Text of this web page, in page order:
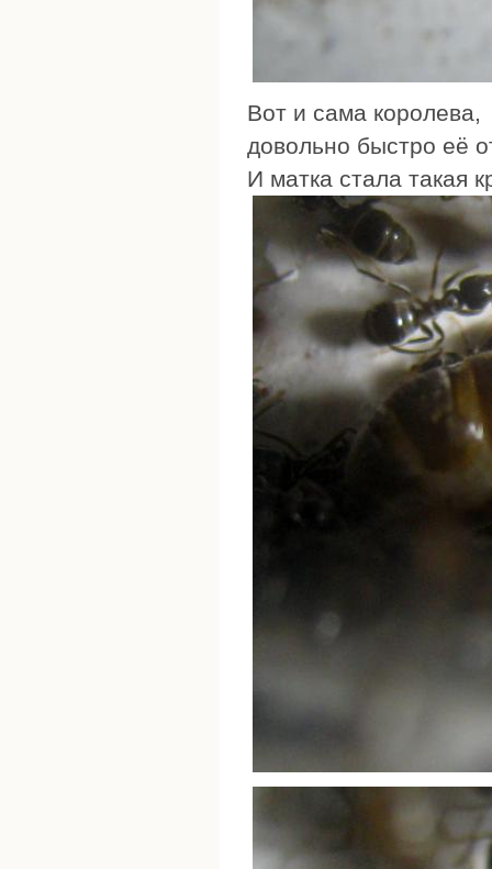
Вот и сама королева,
довольно быстро её
И матка стала такая